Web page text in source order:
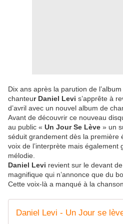
Dix ans après la parution de l’album
chanteur Daniel Levi s’apprête à
d’avril avec un nouvel album de
Avant de découvrir ce nouveau
au public « Un Jour Se Lève » un
séduit grandement dès la première
voix de l’interprète mais également
mélodie.
Daniel Levi revient sur le devant
magnifique qui n’annonce que du
Cette voix-là a manqué à la
Daniel Levi - Un Jour se